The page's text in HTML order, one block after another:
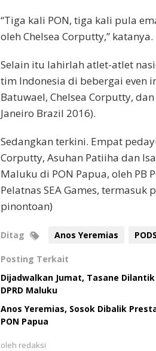
“Tiga kali PON, tiga kali pula
oleh Chelsea Corputty,” katanya.
Selain itu lahirlah atlet-atlet
tim Indonesia di bebergai even
Batuwael, Chelsea Corputty,
Janeiro Brazil 2016).
Sedangkan terkini. Empat
Corputty, Asuhan Patiiha dan
Maluku di PON Papua, oleh PB
Pelatnas SEA Games, termasuk
pinontoan)
Ditag Anos Yeremias
Posting Terkait
Dijadwalkan Jumat, Tasane
DPRD Maluku
Anos Yeremias, Sosok Dibalik
PON Papua
oleh redaksi